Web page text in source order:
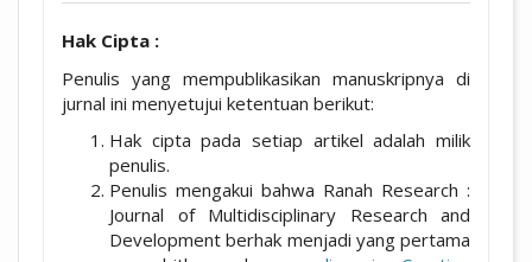
Hak Cipta :
Penulis yang mempublikasikan manuskripnya di
jurnal ini menyetujui ketentuan berikut:
Hak cipta pada setiap artikel adalah milik
penulis.
Penulis mengakui bahwa Ranah Research :
Journal of Multidisciplinary Research and
Development berhak menjadi yang pertama